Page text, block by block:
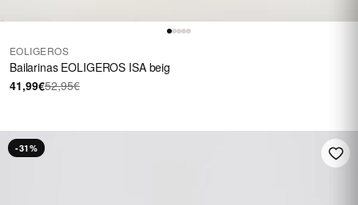
EOLIGEROS
Bailarinas EOLIGEROS ISA beig
41,99€52,95€
-31%